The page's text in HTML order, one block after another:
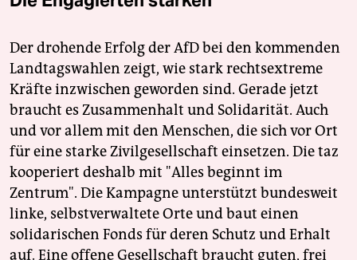
Der drohende Erfolg der AfD bei den kommenden
Landtagswahlen zeigt, wie stark rechtsextreme
Kräfte inzwischen geworden sind. Gerade jetzt
braucht es Zusammenhalt und Solidarität. Auch
und vor allem mit den Menschen, die sich vor Ort
für eine starke Zivilgesellschaft einsetzen. Die taz
kooperiert deshalb mit "Alles beginnt im
Zentrum". Die Kampagne unterstützt bundesweit
linke, selbstverwaltete Orte und baut einen
solidarischen Fonds für deren Schutz und Erhalt
auf. Eine offene Gesellschaft braucht guten, frei